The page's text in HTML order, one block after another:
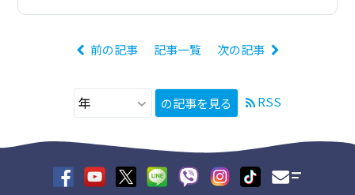
前の記事 記事一覧 次の記事
の記事を見る RSS